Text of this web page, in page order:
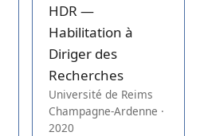
HDR —
Habilitation à
Diriger des
Recherches
Université de Reims
Champagne-Ardenne ·
2020